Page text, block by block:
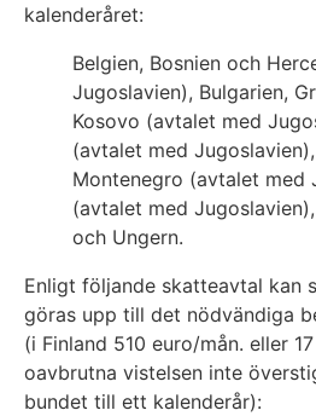
kalenderåret:
Belgien, Bosnien och
Jugoslavien), Bulgarien,
Kosovo (avtalet med
(avtalet med
Montenegro (avtalet med
(avtalet med
och Ungern.
Enligt följande skatteavtal kan
göras upp till det nödvändiga
(i Finland 510 euro/mån. eller
oavbrutna vistelsen inte
bundet till ett kalenderår):